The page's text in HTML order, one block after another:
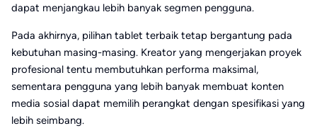
dapat menjangkau lebih banyak segmen pengguna.
Pada akhirnya, pilihan tablet terbaik tetap bergantung pada
kebutuhan masing-masing. Kreator yang mengerjakan proyek
profesional tentu membutuhkan performa maksimal,
sementara pengguna yang lebih banyak membuat konten
media sosial dapat memilih perangkat dengan spesifikasi yang
lebih seimbang.